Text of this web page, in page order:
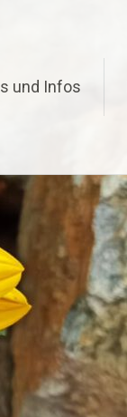
und Infos